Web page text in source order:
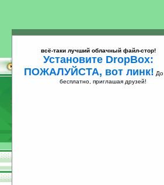
всё-таки лучший облачный файл-стор!
Установите DropBox:
ПОЖАЛУЙСТА, вот линк! До
бесплатно, приглашая друзей!